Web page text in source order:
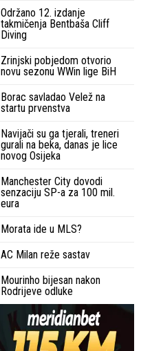
Održano 12. izdanje
takmičenja Bentbaša Cliff
Diving
Zrinjski pobjedom otvorio
novu sezonu WWin lige BiH
Borac savladao Velež na
startu prvenstva
Navijači su ga tjerali, treneri
gurali na beka, danas je lice
novog Osijeka
Manchester City dovodi
senzaciju SP-a za 100 mil.
eura
Morata ide u MLS?
AC Milan reže sastav
Mourinho bijesan nakon
Rodrijeve odluke